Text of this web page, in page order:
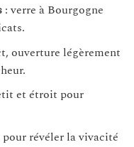
: verre à Bourgogne
ouverture légèrement
et étroit pour
révéler la vivacité